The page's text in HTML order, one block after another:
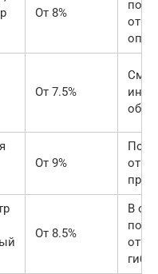
От 8%
От 7.5%
От 9%
От 8.5%
В